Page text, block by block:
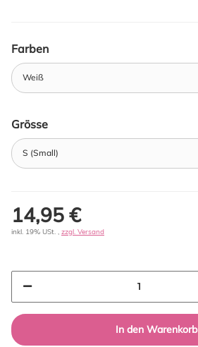
Farben
Weiß
Grösse
S (Small)
14,95 €
inkl. 19% USt. , zzgl. Versand
In den Warenkorb